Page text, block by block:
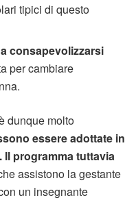
tipici di questo
consapevolizzarsi
per cambiare
dunque molto
essere adottate in
programma tuttavia
assistono la gestante
un insegnante